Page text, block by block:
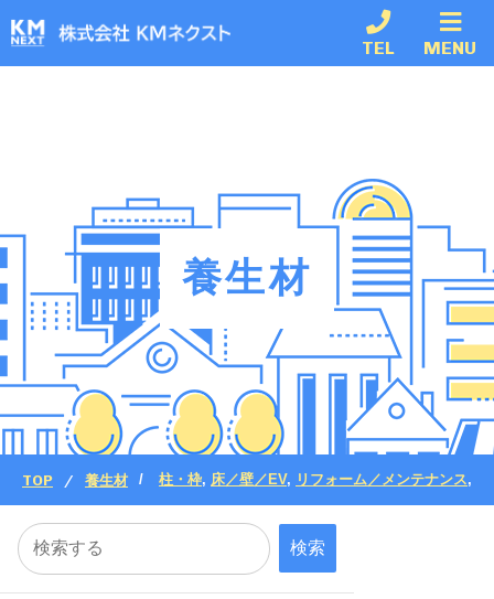
TEL MENU
養生材
TOP 養生材 柱・枠, 床／壁／EV, リフォーム／メンテナンス,
検索